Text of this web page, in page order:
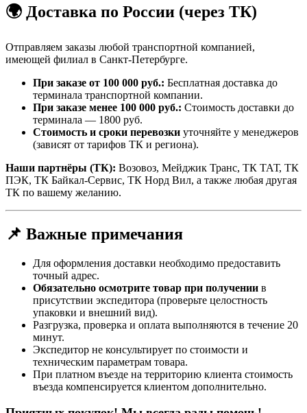
🌍 Доставка по России (через ТК)
Отправляем заказы любой транспортной компанией,
имеющей филиал в Санкт-Петербурге.
При заказе от 100 000 руб.: Бесплатная доставка до
терминала транспортной компании.
При заказе менее 100 000 руб.: Стоимость доставки до
терминала — 1800 руб.
Стоимость и сроки перевозки уточняйте у менеджеров
(зависят от тарифов ТК и региона).
Наши партнёры (ТК): Возовоз, Мейджик Транс, ТК ТАТ, ТК
ПЭК, ТК Байкал-Сервис, ТК Норд Вил, а также любая другая
ТК по вашему желанию.
📌 Важные примечания
Для оформления доставки необходимо предоставить
точный адрес.
Обязательно осмотрите товар при получении в
присутствии экспедитора (проверьте целостность
упаковки и внешний вид).
Разгрузка, проверка и оплата выполняются в течение 20
минут.
Экспедитор не консультирует по стоимости и
техническим параметрам товара.
При платном въезде на территорию клиента стоимость
въезда компенсируется клиентом дополнительно.